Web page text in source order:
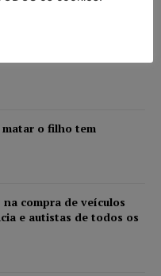
com conteúdo
o filho tem
na compra de veículos
e autistas de todos os